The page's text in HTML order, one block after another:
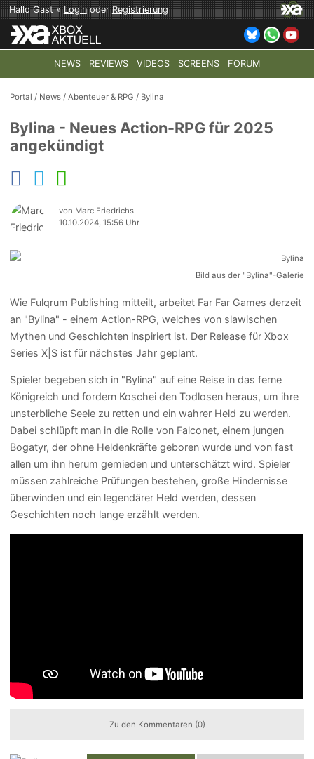
Hallo Gast »LoginoderRegistrierung
NEWS REVIEWS VIDEOS SCREENS FORUM
TOP-THEMEN: COD: MODERN WARFARE 4 HALO:
Portal / News /Abenteuer & RPG / Bylina
Bylina - Neues Action-RPG für 2025
angekündigt
von Marc Friedrichs
10.10.2024, 15:56 Uhr
Bild aus der "Bylina"-Galerie
Wie Fulqrum Publishing mitteilt, arbeitet Far Far Games derzeit
an "Bylina" - einem Action-RPG, welches von slawischen
Mythen und Geschichten inspiriert ist. Der Release für Xbox
Series X|S ist für nächstes Jahr geplant.
Spieler begeben sich in "Bylina" auf eine Reise in das ferne
Königreich und fordern Koschei den Todlosen heraus, um ihre
unsterbliche Seele zu retten und ein wahrer Held zu werden.
Dabei schlüpft man in die Rolle von Falconet, einem jungen
Bogatyr, der ohne Heldenkräfte geboren wurde und von fast
allen um ihn herum gemieden und unterschätzt wird. Spieler
müssen zahlreiche Prüfungen bestehen, große Hindernisse
überwinden und ein legendärer Held werden, dessen
Geschichten noch lange erzählt werden.
Zu den Kommentaren (0)